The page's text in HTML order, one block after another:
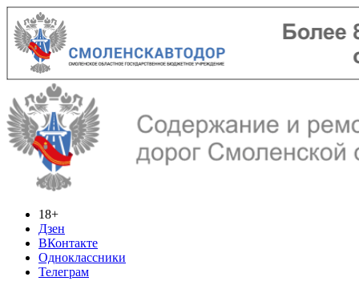
18+
Дзен
ВКонтакте
Одноклассники
Телеграм